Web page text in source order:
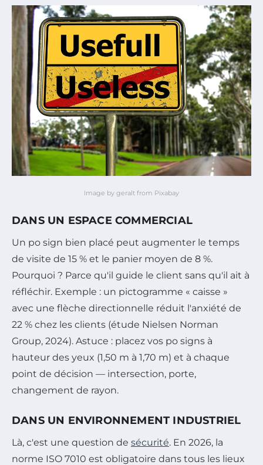
Image by geralt from Pixabay
DANS UN ESPACE COMMERCIAL
Un po sign bien placé peut augmenter le temps
de visite de 15 % et le panier moyen de 8 %.
Pourquoi ? Parce qu'il guide le client sans qu'il ait à
réfléchir. Exemple : un pictogramme « caisse »
avec une flèche directionnelle réduit l'anxiété de
22 % chez les clients (étude Nielsen Norman
Group, 2024). Astuce : placez vos po signs à
hauteur des yeux (1,50 m à 1,70 m) et à chaque
point de décision — intersection, porte,
changement de rayon.
DANS UN ENVIRONNEMENT INDUSTRIEL
Là, c'est une question de sécurité. En 2026, la
norme ISO 7010 est obligatoire dans tous les lieux